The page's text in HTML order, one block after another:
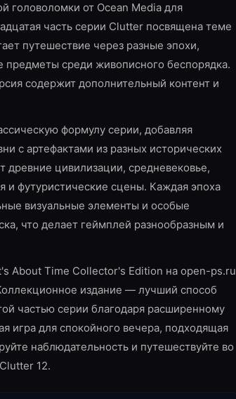
головоломки от Ocean Media для
часть серии Clutter посвящена теме
путешествие через разные эпохи,
предметы среди живописного беспорядка.
содержит дополнительный контент и
формулу серии, добавляя
с артефактами из разных исторических
древние цивилизации, средневековье,
и футуристические сцены. Каждая эпоха
визуальные элементы и особые
что делает геймплей разнообразным и
About Time Collector's Edition на open-ps.ru
издание — лучший способ
частью серии благодаря расширенному
игра для спокойного вечера, подходящая
наблюдательность и путешествуйте во
12.